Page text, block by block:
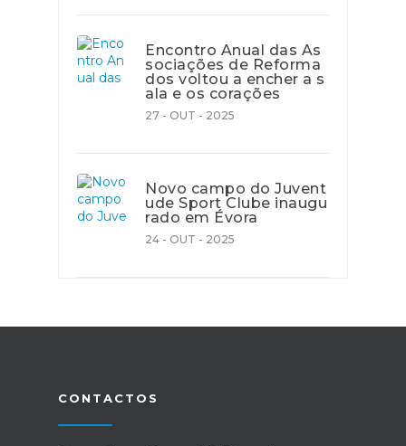
Encontro Anual das As
sociações de Reforma
dos voltou a encher a s
ala e os corações
27 - OUT - 2025
Novo campo do Juvent
ude Sport Clube inaugu
rado em Évora
24 - OUT - 2025
CONTACTOS